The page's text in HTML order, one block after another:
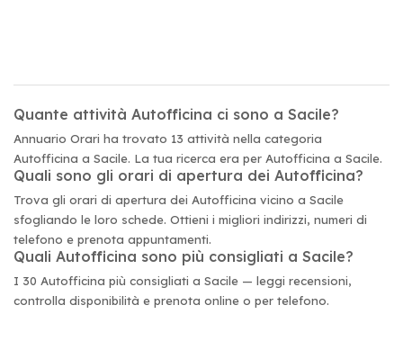
Quante attività Autofficina ci sono a Sacile?
Annuario Orari ha trovato 13 attività nella categoria
Autofficina a Sacile. La tua ricerca era per Autofficina a Sacile.
Quali sono gli orari di apertura dei Autofficina?
Trova gli orari di apertura dei Autofficina vicino a Sacile
sfogliando le loro schede. Ottieni i migliori indirizzi, numeri di
telefono e prenota appuntamenti.
Quali Autofficina sono più consigliati a Sacile?
I 30 Autofficina più consigliati a Sacile — leggi recensioni,
controlla disponibilità e prenota online o per telefono.